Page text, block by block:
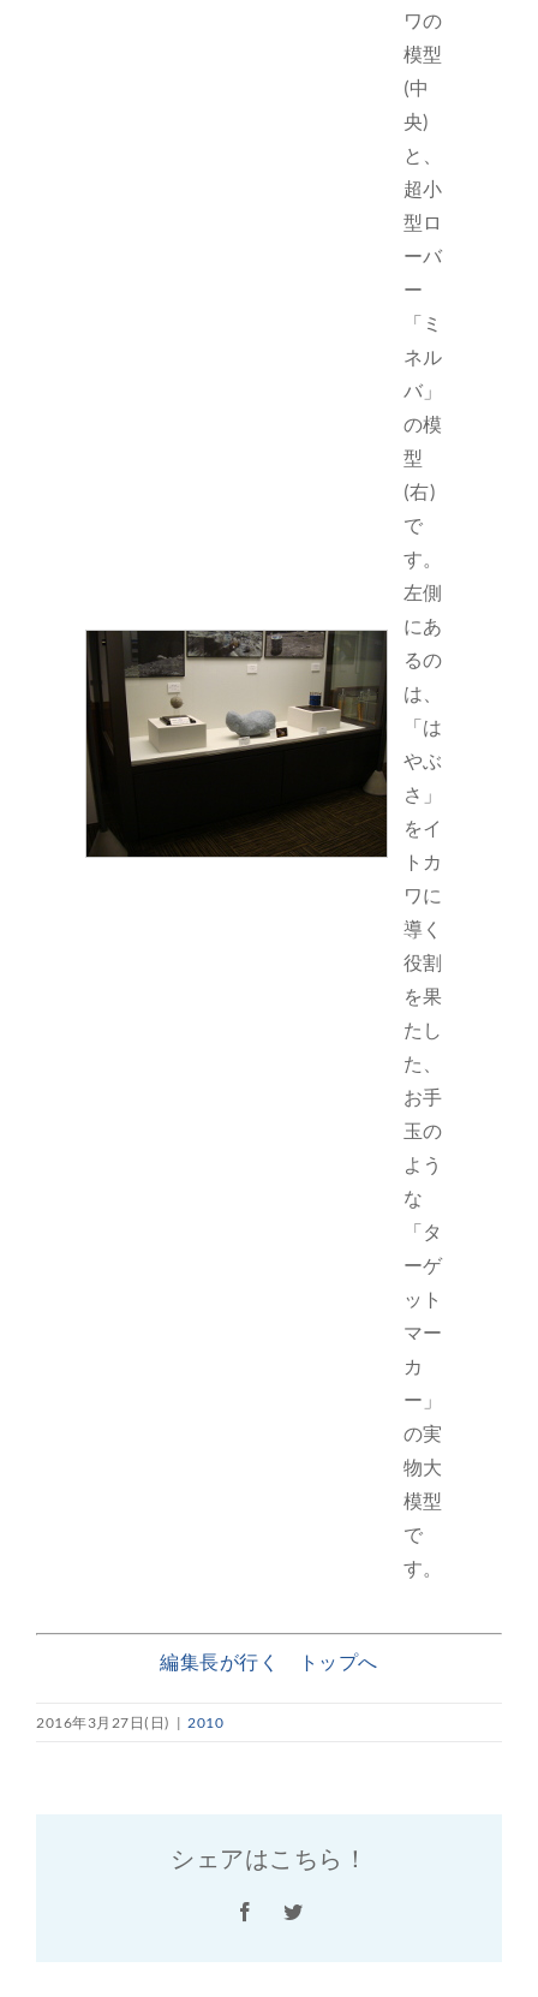
ワの
模型
(中
央)
と、
超小
型ロ
ーバ
ー
「ミ
ネル
バ」
の模
型
(右)
で
す。
左側
にあ
るの
は、
「は
やぶ
さ」
をイ
トカ
ワに
導く
役割
を果
たし
た、
お手
玉の
よう
な
「タ
ーゲ
ット
マー
カ
ー」
の実
物大
模型
で
す。
編集長が行く トップへ
2016年3月27日(日) | 2010
シェアはこちら！
FacebookTwitter